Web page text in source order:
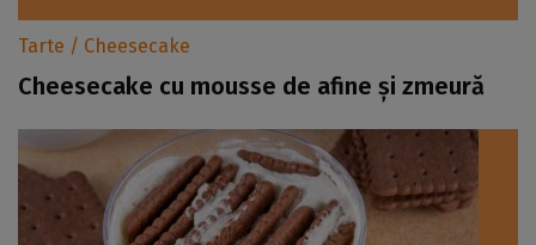
Tarte / Cheesecake
Cheesecake cu mousse de afine și zmeură